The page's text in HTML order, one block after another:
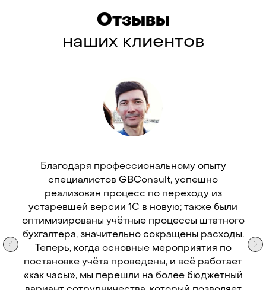
Отзывы
наших клиентов
Благодаря профессиональному опыту
специалистов GBConsult, успешно
реализован процесс по переходу из
устаревшей версии 1С в новую; также были
оптимизированы учётные процессы штатного
бухгалтера, значительно сокращены расходы.
Теперь, когда основные мероприятия по
постановке учёта проведены, и всё работает
«как часы», мы перешли на более бюджетный